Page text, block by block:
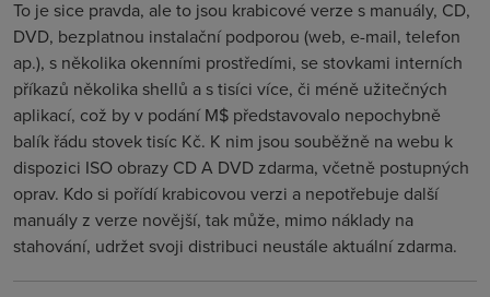
To je sice pravda, ale to jsou krabicové verze s manuály, CD,
DVD, bezplatnou instalační podporou (web, e-mail, telefon
ap.), s několika okenními prostředími, se stovkami interních
příkazů několika shellů a s tisíci více, či méně užitečných
aplikací, což by v podání M$ představovalo nepochybně
balík řádu stovek tisíc Kč. K nim jsou souběžně na webu k
dispozici ISO obrazy CD A DVD zdarma, včetně postupných
oprav. Kdo si pořídí krabicovou verzi a nepotřebuje další
manuály z verze novější, tak může, mimo náklady na
stahování, udržet svoji distribuci neustále aktuální zdarma.